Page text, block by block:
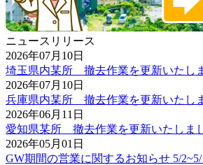
ニュースリリース
2026年07月10日
埼玉県内某所 撤去作業を更新いたし
2026年07月10日
兵庫県内某所 撤去作業を更新いたし
2026年06月11日
愛知県某所 撤去作業を更新いたしま
2026年05月01日
GW期間の営業に関するお知らせ 5/